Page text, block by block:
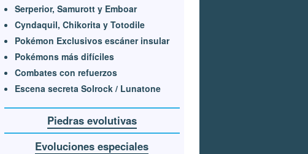
Serperior, Samurott y Emboar
Cyndaquil, Chikorita y Totodile
Pokémon Exclusivos escáner insular
Pokémons más difíciles
Combates con refuerzos
Escena secreta Solrock / Lunatone
Piedras evolutivas
Evoluciones especiales